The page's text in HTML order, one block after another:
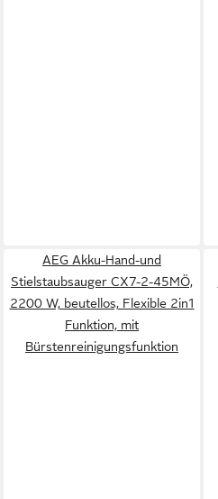
AEG Akku-Hand-und
Stielstaubsauger CX7-2-45MÖ,
2200 W, beutellos, Flexible 2in1
Funktion, mit
Bürstenreinigungsfunktion